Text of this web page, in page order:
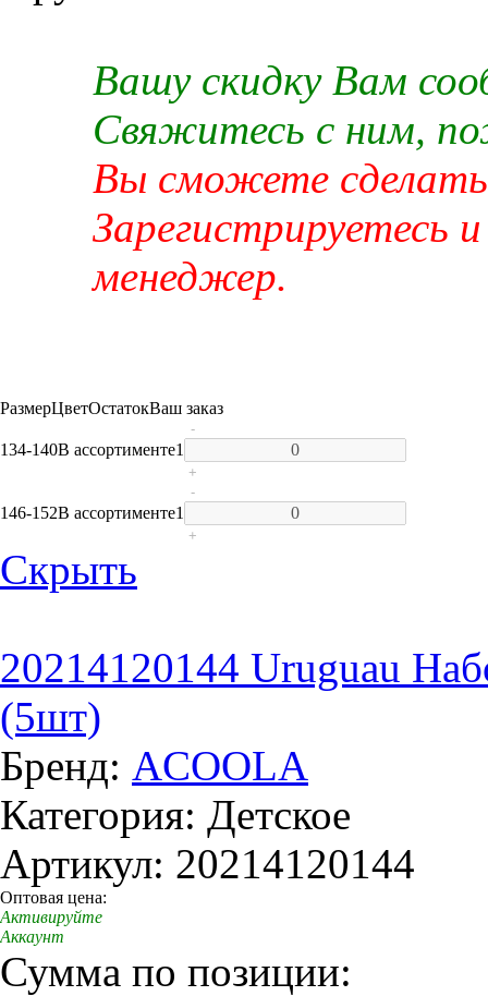
Вашу скидку Вам
Свяжитесь с ним,
Вы сможете сделать
Зарегистрируетесь
менеджер.
РазмерЦветОстатокВаш заказ
134-140В ассортименте1
-
+
146-152В ассортименте1
-
+
Скрыть
20214120144 Uruguau
(5шт)
Бренд: ACOOLA
Категория: Детское
Артикул: 20214120144
Оптовая цена:
Активируйте
Аккаунт
Сумма по позиции: